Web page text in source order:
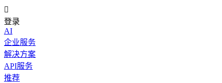

登录
AI
企业服务
解决方案
API服务
推荐